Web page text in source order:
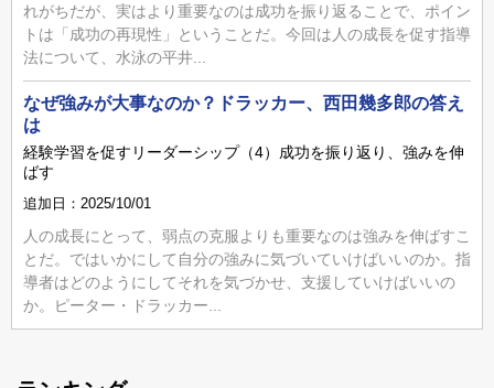
れがちだが、実はより重要なのは成功を振り返ることで、ポイン
トは「成功の再現性」ということだ。今回は人の成長を促す指導
法について、水泳の平井...
なぜ強みが大事なのか？ドラッカー、西田幾多郎の答え
は
経験学習を促すリーダーシップ（4）成功を振り返り、強みを伸
ばす
追加日：2025/10/01
人の成長にとって、弱点の克服よりも重要なのは強みを伸ばすこ
とだ。ではいかにして自分の強みに気づいていけばいいのか。指
導者はどのようにしてそれを気づかせ、支援していけばいいの
か。ピーター・ドラッカー...